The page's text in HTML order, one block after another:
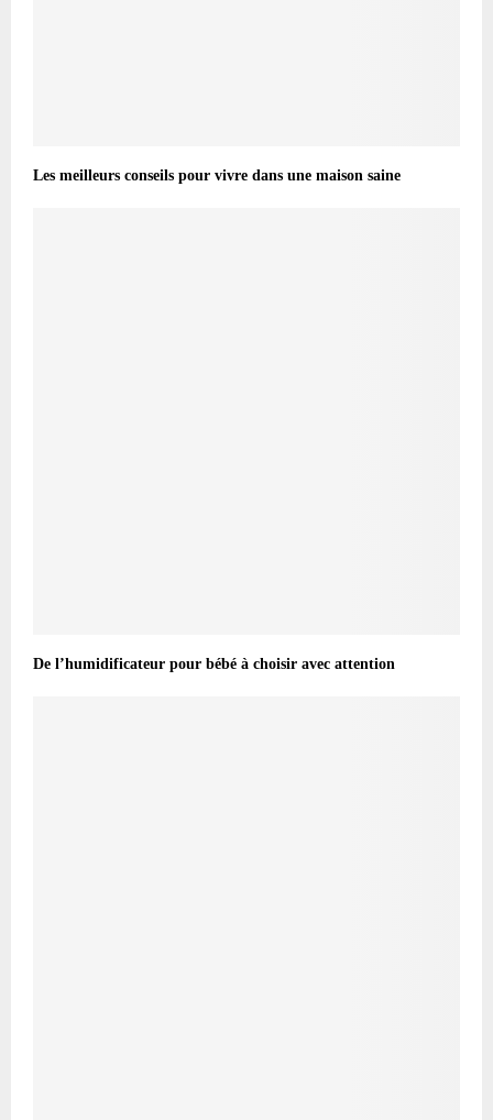
Les meilleurs conseils pour vivre dans une maison saine
De l’humidificateur pour bébé à choisir avec attention